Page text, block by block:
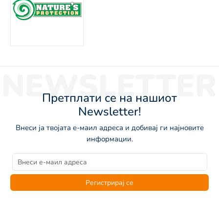
NEWSLETTER
Претплати се на нашиот
Newsletter!
Внеси ја твојата е-маил адреса и добивај ги најновите
информации.
Регистрирај се